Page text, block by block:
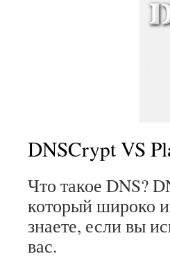
DNSCrypt VS
Что такое DNS?
который широко
знаете, если вы
вас.